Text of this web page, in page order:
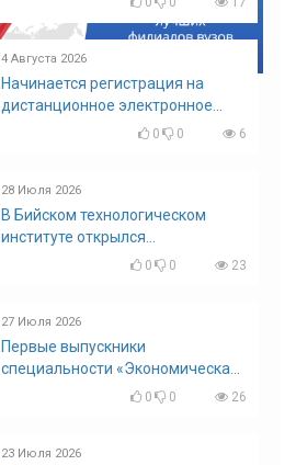
4 Августа 2026
Начинается регистрация на
дистанционное электронное
голосование на выборы!
0 0 6
28 Июля 2026
В Бийском технологическом
институте открылся
диссертационный совет!
0 0 23
27 Июля 2026
Первые выпускники
специальности «Экономическая
0 0 26
23 Июля 2026